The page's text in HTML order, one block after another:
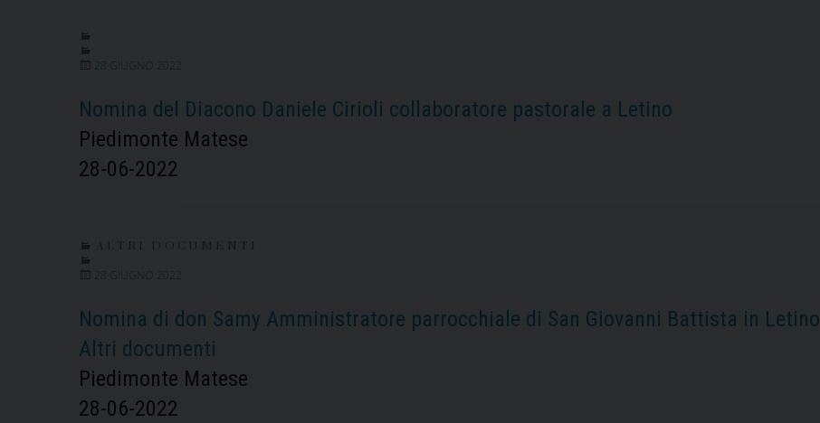
28 GIUGNO 2022
Nomina del Diacono Daniele Cirioli collaboratore pastorale a Letino
Piedimonte Matese
28-06-2022
28 GIUGNO 2022
Nomina di don Samy Amministratore parrocchiale di San Giovanni Battista in Letino
Altri documenti
Piedimonte Matese
28-06-2022